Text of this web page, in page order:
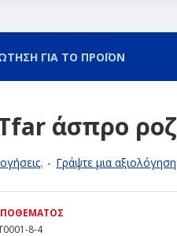
ΓΙΑ ΤΟ ΠΡΟΪΟΝ
άσπρο ροζ
- Γράψτε μια αξιολόγηση
8-4